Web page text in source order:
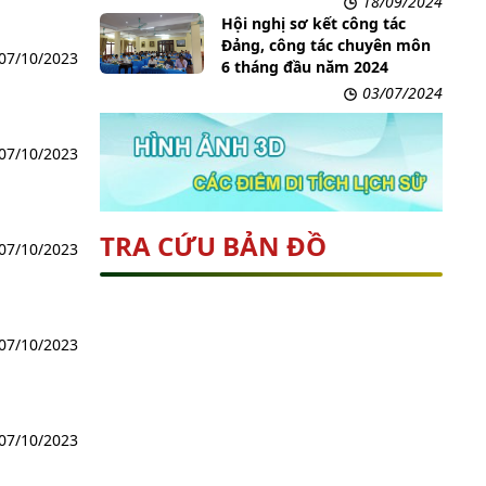
10/2023
10/2023
10/2023
10/2023
10/2023
Hội nghị sơ kết công tác
Đảng, công tác chuyên môn
6 tháng đầu năm 2024
03/07/2024
TRA CỨU BẢN ĐỒ